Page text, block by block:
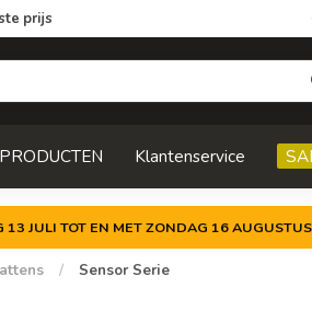
prijs
Klantenservice
JULI TOT EN MET ZONDAG 16
/ Sensor Serie